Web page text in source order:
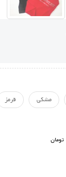
مشکی قرمز
تومان